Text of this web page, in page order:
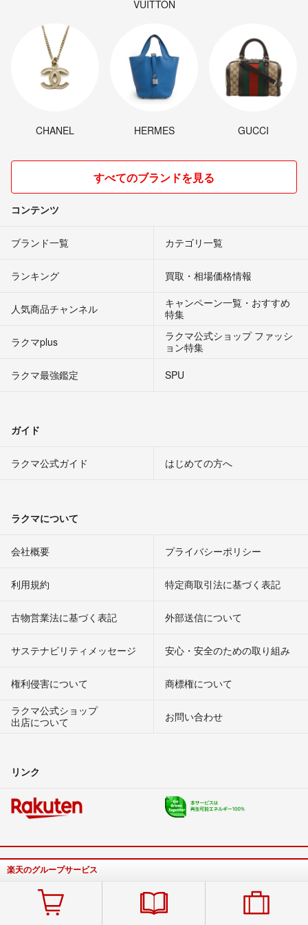
VUITTON
CHANEL HERMES GUCCI
すべてのブランドを見る
コンテンツ
ブランド一覧 カテゴリ一覧
ランキング 買取・相場価格情報
人気商品チャンネル
キャンペーン一覧・おすすめ
特集
ラクマplus
ラクマ公式ショップ ファッシ
ョン特集
ラクマ最強鑑定
SPU
ガイド
ラクマ公式ガイド はじめての方へ
ラクマについて
会社概要 プライバシーポリシー
利用規約 特定商取引法に基づく表記
古物営業法に基づく表記 外部送信について
サステナビリティメッセージ 安心・安全のための取り組み
権利侵害について
商標権について
ラクマ公式ショップ
出店について
お問い合わせ
リンク
楽天のグループサービス